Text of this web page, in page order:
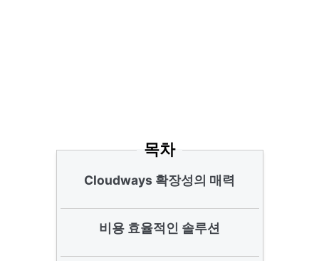
목차
Cloudways 확장성의 매력
비용 효율적인 솔루션